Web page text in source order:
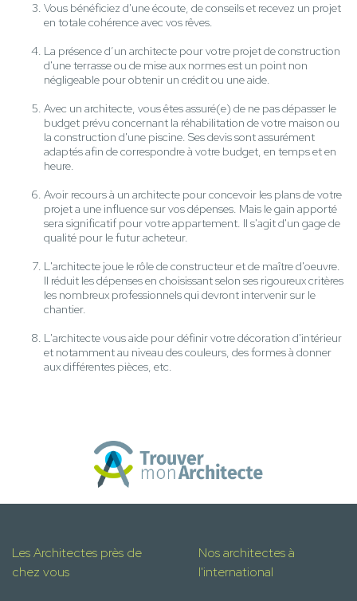
Vous bénéficiez d'une écoute, de conseils et recevez un projet
en totale cohérence avec vos rêves.
La présence d’un architecte pour votre projet de construction
d'une terrasse ou de mise aux normes est un point non
négligeable pour obtenir un crédit ou une aide.
Avec un architecte, vous êtes assuré(e) de ne pas dépasser le
budget prévu concernant la réhabilitation de votre maison ou
la construction d'une piscine. Ses devis sont assurément
adaptés afin de correspondre à votre budget, en temps et en
heure.
Avoir recours à un architecte pour concevoir les plans de votre
projet a une influence sur vos dépenses. Mais le gain apporté
sera significatif pour votre appartement. Il s'agit d'un gage de
qualité pour le futur acheteur.
L'architecte joue le rôle de constructeur et de maître d'oeuvre.
Il réduit les dépenses en choisissant selon ses rigoureux critères
les nombreux professionnels qui devront intervenir sur le
chantier.
L'architecte vous aide pour définir votre décoration d'intérieur
et notamment au niveau des couleurs, des formes à donner
aux différentes pièces, etc.
Les Architectes près de
chez vous
Nos architectes à
l'international